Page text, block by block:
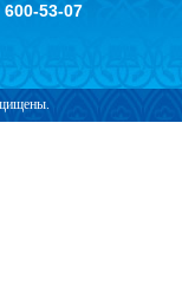
600-53-07